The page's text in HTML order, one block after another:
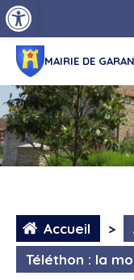
MAIRIE DE
Accueil >
Téléthon : la